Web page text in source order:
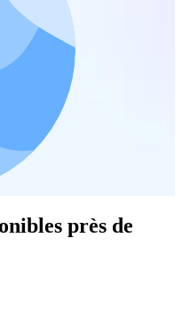
près de